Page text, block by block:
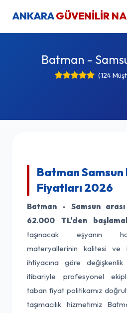
ANKARAGÜVENİLİR
Batman -
(124
Batman
Fiyatları 2026
Batman - Samsun
62.000 TL'den
taşınacak eşyanın
materyallerinin kalitesi ve
ihtiyacına göre
itibariyle profesyonel
taban fiyat politikamız
taşımacılık hizmetimiz